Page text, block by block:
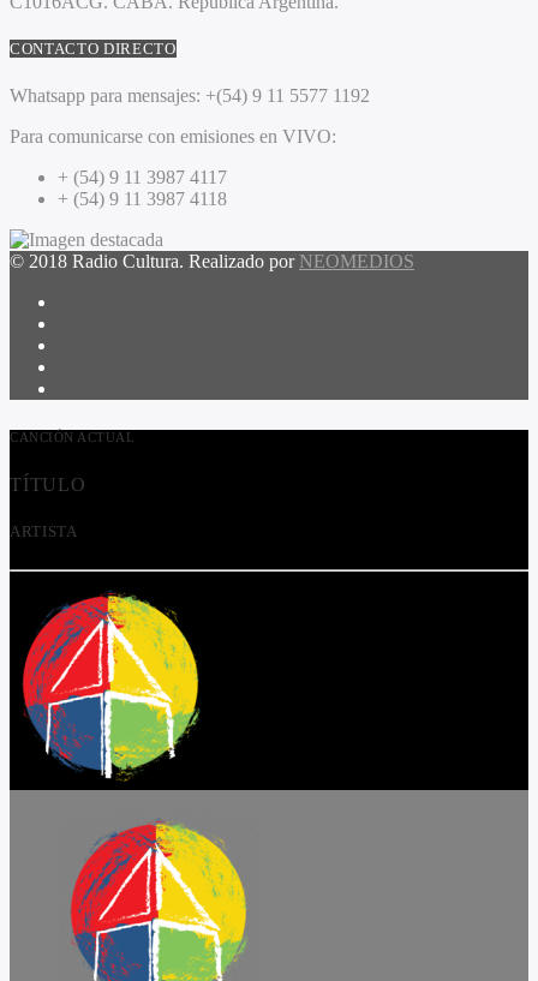
CONTACTO DIRECTO
Whatsapp para mensajes: +(54) 9 11 5577 1192
Para comunicarse con emisiones en VIVO:
+ (54) 9 11 3987 4117
+ (54) 9 11 3987 4118
© 2018 Radio Cultura. Realizado por NEOMEDIOS
CANCIÓN ACTUAL
TÍTULO
ARTISTA